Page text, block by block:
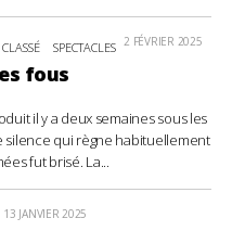
SPECTACLES 2 FÉVRIER 2025
fous
il y a deux semaines sous les
silence qui règne habituellement
fut brisé. La...
13 JANVIER 2025